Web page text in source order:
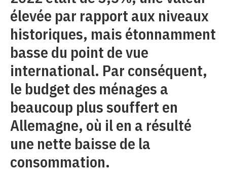
élevée par rapport aux niveaux
historiques, mais étonnamment
basse du point de vue
international. Par conséquent,
le budget des ménages a
beaucoup plus souffert en
Allemagne, où il en a résulté
une nette baisse de la
consommation.